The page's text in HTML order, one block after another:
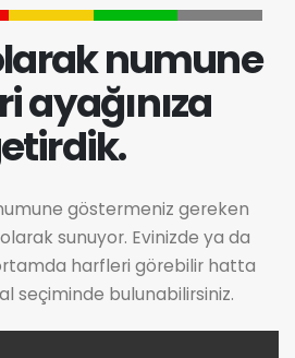
numune
ayağınıza
göstermeniz gereken
sunuyor. Evinizde ya da
harfleri görebilir hatta
seçiminde bulunabilirsiniz.